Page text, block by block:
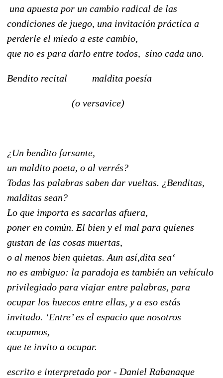
una apuesta por un cambio radical de las
condiciones de juego, una invitación práctica a
perderle el miedo a este cambio,
que no es para darlo entre todos, sino cada uno.
Bendito recital maldita poesía
(o versavice)
¿Un bendito farsante,
un maldito poeta, o al verrés?
Todas las palabras saben dar vueltas. ¿Benditas,
malditas sean?
Lo que importa es sacarlas afuera,
poner en común. El bien y el mal para quienes
gustan de las cosas muertas,
o al menos bien quietas. Aun así,dita sea‘
no es ambiguo: la paradoja es también un vehículo
privilegiado para viajar entre palabras, para
ocupar los huecos entre ellas, y a eso estás
invitado. ‘Entre’ es el espacio que nosotros
ocupamos,
que te invito a ocupar.
escrito e interpretado por - Daniel Rabanaque